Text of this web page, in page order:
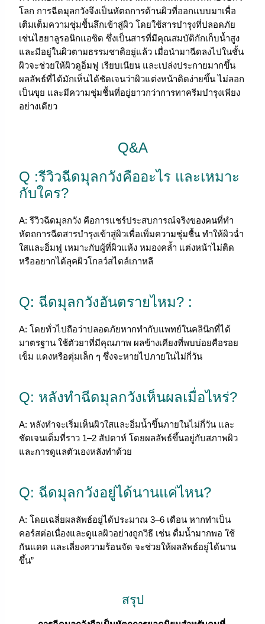
โลก การฉีดมุลกวังจึงเป็นหัตถการด้านผิวที่ออกแบบมาเพื่อ
เติมเต็มความชุ่มชื้นลึกเข้าสู่ผิว โดยใช้สารบำรุงที่ปลอดภัย
เช่นไฮยาลูรอนิกแอซิด ซึ่งเป็นสารที่มีคุณสมบัติกักเก็บน้ำสูง
และมีอยู่ในผิวตามธรรมชาติอยู่แล้ว เมื่อนำมาฉีดลงไปในชั้น
ผิวจะช่วยให้ผิวดูอิ่มฟู เรียบเนียน และเปล่งประกายมากขึ้น
ผลลัพธ์ที่ได้มักเห็นได้ชัดเจนว่าผิวแต่งหน้าติดง่ายขึ้น ไม่ลอก
เป็นขุย และมีความชุ่มชื้นที่อยู่ยาวกว่าการทาครีมบำรุงเพียง
อย่างเดียว
Q&A
Q :รีวิวฉีดมุลกวังคืออะไร และเหมาะ
กับใคร?
A: รีวิวฉีดมุลกวัง คือการแชร์ประสบการณ์จริงของคนที่ทำ
หัตถการฉีดสารบำรุงเข้าสู่ผิวเพื่อเพิ่มความชุ่มชื้น ทำให้ผิวฉ่ำ
ใสและอิ่มฟู เหมาะกับผู้ที่ผิวแห้ง หมองคล้ำ แต่งหน้าไม่ติด
หรืออยากได้ลุคผิวโกลว์สไตล์เกาหลี
Q: ฉีดมุลกวังอันตรายไหม? :
A: โดยทั่วไปถือว่าปลอดภัยหากทำกับแพทย์ในคลินิกที่ได้
มาตรฐาน ใช้ตัวยาที่มีคุณภาพ ผลข้างเคียงที่พบบ่อยคือรอย
เข็ม แดงหรือตุ่มเล็ก ๆ ซึ่งจะหายไปภายในไม่กี่วัน
Q: หลังทำฉีดมุลกวังเห็นผลเมื่อไหร่?
A: หลังทำจะเริ่มเห็นผิวใสและอิ่มน้ำขึ้นภายในไม่กี่วัน และ
ชัดเจนเต็มที่ราว 1–2 สัปดาห์ โดยผลลัพธ์ขึ้นอยู่กับสภาพผิว
และการดูแลตัวเองหลังทำด้วย
Q: ฉีดมุลกวังอยู่ได้นานแค่ไหน?
A: โดยเฉลี่ยผลลัพธ์อยู่ได้ประมาณ 3–6 เดือน หากทำเป็น
คอร์สต่อเนื่องและดูแลผิวอย่างถูกวิธี เช่น ดื่มน้ำมากพอ ใช้
กันแดด และเลี่ยงความร้อนจัด จะช่วยให้ผลลัพธ์อยู่ได้นาน
ขึ้น”
สรุป